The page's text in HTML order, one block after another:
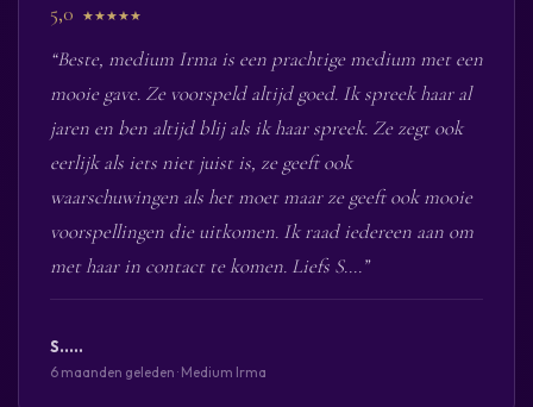
5,0 ★★★★★
“Beste, medium Irma is een prachtige medium met een
mooie gave. Ze voorspeld altijd goed. Ik spreek haar al
jaren en ben altijd blij als ik haar spreek. Ze zegt ook
eerlijk als iets niet juist is, ze geeft ook
waarschuwingen als het moet maar ze geeft ook mooie
voorspellingen die uitkomen. Ik raad iedereen aan om
met haar in contact te komen. Liefs S....”
S.....
6 maanden geleden · Medium Irma